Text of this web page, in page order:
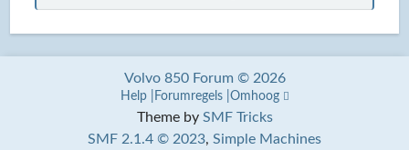
Theme by SMF Tricks
SMF 2.1.4 © 2023, Simple Machines
Volvo 850 Forum © 2026
Help Forumregels Omhoog